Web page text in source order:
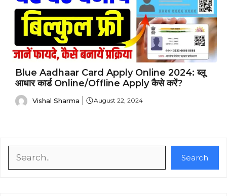
Blue Aadhaar Card Apply Online 2024: ब्लू
आधार कार्ड Online/Offline Apply कैसे करें?
Vishal Sharma August 22, 2024
Search